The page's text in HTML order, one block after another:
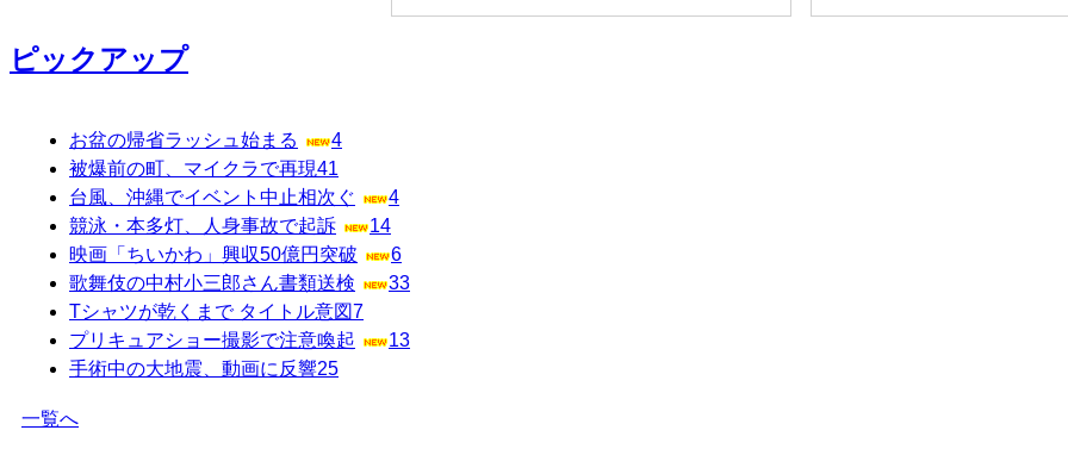
ピックアップ
お盆の帰省ラッシュ始まる
4
被爆前の町、マイクラで再現41
台風、沖縄でイベント中止相次ぐ
4
競泳・本多灯、人身事故で起訴
14
映画「ちいかわ」興収50億円突破
6
歌舞伎の中村小三郎さん書類送検
33
Tシャツが乾くまで タイトル意図7
プリキュアショー撮影で注意喚起
13
手術中の大地震、動画に反響25
一覧へ